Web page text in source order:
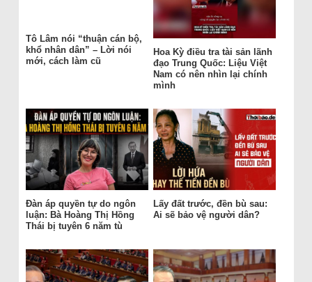
Tô Lâm nói “thuận cán bộ,
khổ nhân dân” – Lời nói
mới, cách làm cũ
Hoa Kỳ điều tra tài sản lãnh
đạo Trung Quốc: Liệu Việt
Nam có nên nhìn lại chính
mình
Đàn áp quyền tự do ngôn
luận: Bà Hoàng Thị Hồng
Thái bị tuyên 6 năm tù
Lấy đất trước, đền bù sau:
Ai sẽ bảo vệ người dân?